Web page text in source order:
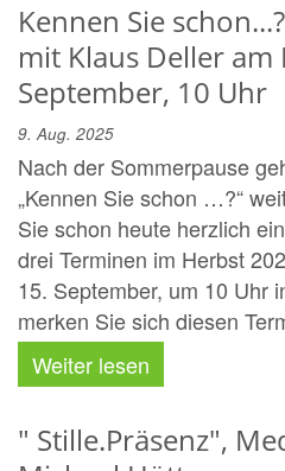
Kennen Sie
mit Klaus Deller am
September, 10 Uhr
9. Aug. 2025
Nach der Sommerpause
„Kennen Sie schon …?“
Sie schon heute herzlich
drei Terminen im Herbst
15. September, um 10 Uhr
merken Sie sich diesen
Weiter lesen
" Stille.Präsenz",